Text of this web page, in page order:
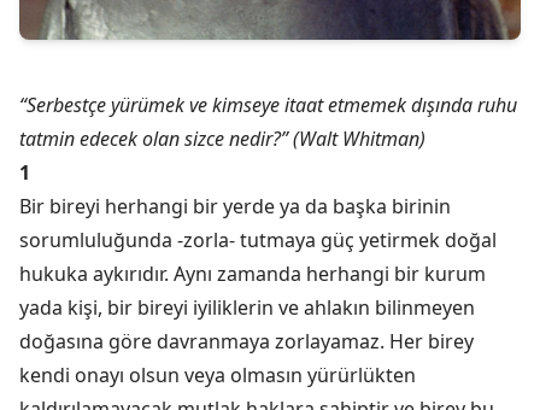
“Serbestçe yürümek ve kimseye itaat etmemek dışında ruhu
tatmin edecek olan sizce nedir?” (Walt Whitman)
1
Bir bireyi herhangi bir yerde ya da başka birinin
sorumluluğunda -zorla- tutmaya güç yetirmek doğal
hukuka aykırıdır. Aynı zamanda herhangi bir kurum
yada kişi, bir bireyi iyiliklerin ve ahlakın bilinmeyen
doğasına göre davranmaya zorlayamaz. Her birey
kendi onayı olsun veya olmasın yürürlükten